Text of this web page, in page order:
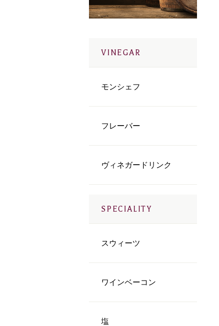
VINEGAR
モンシェフ
フレーバー
ヴィネガードリンク
SPECIALITY
スウィーツ
ワインベーコン
塩